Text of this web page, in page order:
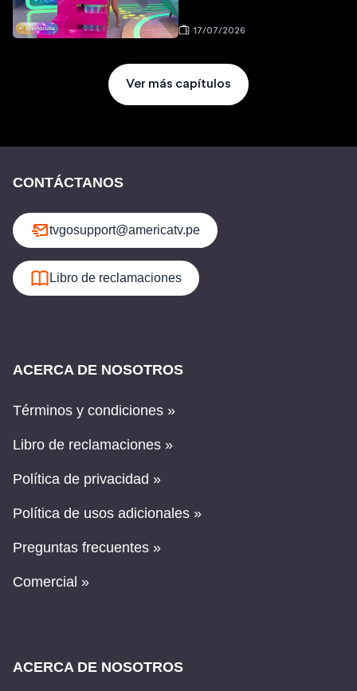
17/07/2026
Ver más capítulos
CONTÁCTANOS
tvgosupport@americatv.pe
Libro de reclamaciones
ACERCA DE NOSOTROS
Términos y condiciones »
Libro de reclamaciones »
Política de privacidad »
Política de usos adicionales »
Preguntas frecuentes »
Comercial »
ACERCA DE NOSOTROS